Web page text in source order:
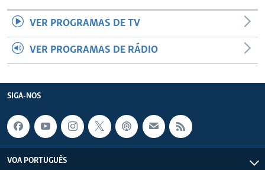
VER PROGRAMAS DE TV
VER PROGRAMAS DE RÁDIO
SIGA-NOS
VOA PORTUGUÊS